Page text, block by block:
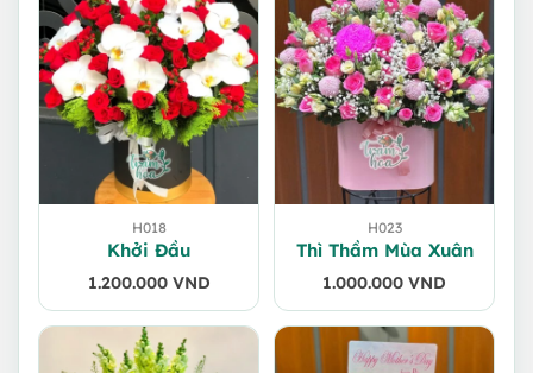
H018
Khởi Đầu
1.200.000 VND
H023
Thì Thầm Mùa Xuân
1.000.000 VND